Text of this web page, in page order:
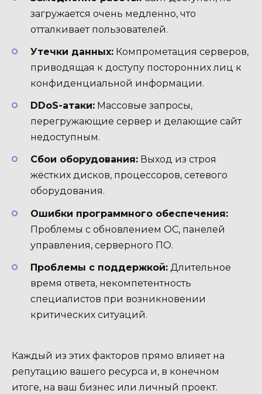
загружается очень медленно, что
отталкивает пользователей.
Утечки данных: Компрометация серверов,
приводящая к доступу посторонних лиц к
конфиденциальной информации.
DDoS-атаки: Массовые запросы,
перегружающие сервер и делающие сайт
недоступным.
Сбои оборудования: Выход из строя
жёстких дисков, процессоров, сетевого
оборудования.
Ошибки программного обеспечения:
Проблемы с обновлением ОС, панелей
управления, серверного ПО.
Проблемы с поддержкой: Длительное
время ответа, некомпетентность
специалистов при возникновении
критических ситуаций.
Каждый из этих факторов прямо влияет на
репутацию вашего ресурса и, в конечном
итоге, на ваш бизнес или личный проект.